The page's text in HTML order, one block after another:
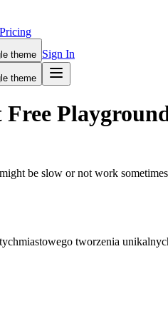
Pricing
theme Sign In
theme
be slow or not work
tworzenia